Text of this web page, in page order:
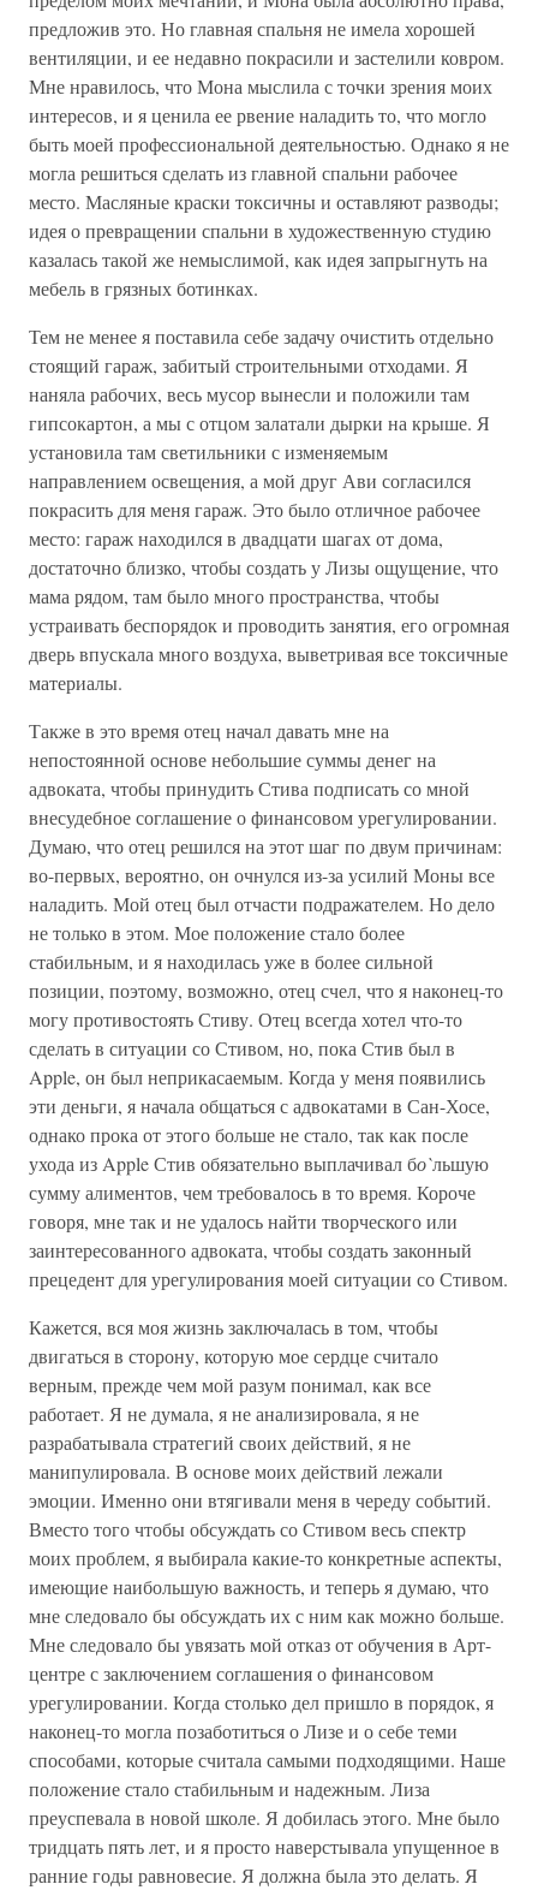
предложив это. Но главная спальня не имела хорошей
вентиляции, и ее недавно покрасили и застелили ковром.
Мне нравилось, что Мона мыслила с точки зрения моих
интересов, и я ценила ее рвение наладить то, что могло
быть моей профессиональной деятельностью. Однако я не
могла решиться сделать из главной спальни рабочее
место. Масляные краски токсичны и оставляют разводы;
идея о превращении спальни в художественную студию
казалась такой же немыслимой, как идея запрыгнуть на
мебель в грязных ботинках.
Тем не менее я поставила себе задачу очистить отдельно
стоящий гараж, забитый строительными отходами. Я
наняла рабочих, весь мусор вынесли и положили там
гипсокартон, а мы с отцом залатали дырки на крыше. Я
установила там светильники с изменяемым
направлением освещения, а мой друг Ави согласился
покрасить для меня гараж. Это было отличное рабочее
место: гараж находился в двадцати шагах от дома,
достаточно близко, чтобы создать у Лизы ощущение, что
мама рядом, там было много пространства, чтобы
устраивать беспорядок и проводить занятия, его огромная
дверь впускала много воздуха, выветривая все токсичные
материалы.
Также в это время отец начал давать мне на
непостоянной основе небольшие суммы денег на
адвоката, чтобы принудить Стива подписать со мной
внесудебное соглашение о финансовом урегулировании.
Думаю, что отец решился на этот шаг по двум причинам:
во-первых, вероятно, он очнулся из-за усилий Моны все
наладить. Мой отец был отчасти подражателем. Но дело
не только в этом. Мое положение стало более
стабильным, и я находилась уже в более сильной
позиции, поэтому, возможно, отец счел, что я наконец-то
могу противостоять Стиву. Отец всегда хотел что-то
сделать в ситуации со Стивом, но, пока Стив был в
Apple, он был неприкасаемым. Когда у меня появились
эти деньги, я начала общаться с адвокатами в Сан-Хосе,
однако прока от этого больше не стало, так как после
ухода из Apple Стив обязательно выплачивал бо`льшую
сумму алиментов, чем требовалось в то время. Короче
говоря, мне так и не удалось найти творческого или
заинтересованного адвоката, чтобы создать законный
прецедент для урегулирования моей ситуации со Стивом.
Кажется, вся моя жизнь заключалась в том, чтобы
двигаться в сторону, которую мое сердце считало
верным, прежде чем мой разум понимал, как все
работает. Я не думала, я не анализировала, я не
разрабатывала стратегий своих действий, я не
манипулировала. В основе моих действий лежали
эмоции. Именно они втягивали меня в череду событий.
Вместо того чтобы обсуждать со Стивом весь спектр
моих проблем, я выбирала какие-то конкретные аспекты,
имеющие наибольшую важность, и теперь я думаю, что
мне следовало бы обсуждать их с ним как можно больше.
Мне следовало бы увязать мой отказ от обучения в Арт-
центре с заключением соглашения о финансовом
урегулировании. Когда столько дел пришло в порядок, я
наконец-то могла позаботиться о Лизе и о себе теми
способами, которые считала самыми подходящими. Наше
положение стало стабильным и надежным. Лиза
преуспевала в новой школе. Я добилась этого. Мне было
тридцать пять лет, и я просто наверстывала упущенное в
ранние годы равновесие. Я должна была это делать. Я